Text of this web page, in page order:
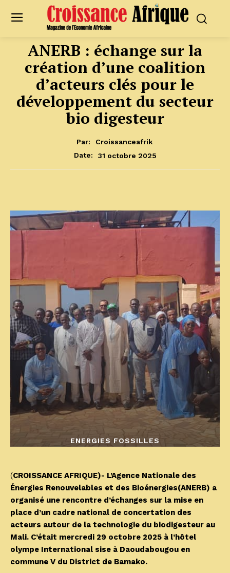
ANERB : échange sur la
création d’une coalition
d’acteurs clés pour le
développement du secteur
bio digesteur
Par:
Croissanceafrik
Date:
31 octobre 2025
ENERGIES FOSSILLES
(CROISSANCE AFRIQUE)- L’Agence Nationale des
Énergies Renouvelables et des Bioénergies(ANERB) a
organisé une rencontre d’échanges sur la mise en
place d’un cadre national de concertation des
acteurs autour de la technologie du biodigesteur au
Mali. C’était mercredi 29 octobre 2025 à l’hôtel
olympe International sise à Daoudabougou en
commune V du District de Bamako.